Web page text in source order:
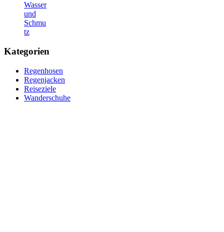
Wasser
und
Schmu
tz
Kategorien
Regenhosen
Regenjacken
Reiseziele
Wanderschuhe